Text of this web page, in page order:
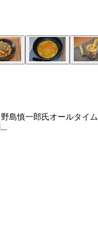
島慎一郎氏オールタイ